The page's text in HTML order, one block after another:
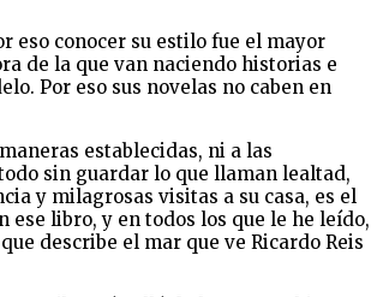
eso conocer su estilo fue el mayor
de la que van naciendo historias e
Por eso sus novelas no caben en
establecidas, ni a las
sin guardar lo que llaman lealtad,
y milagrosas visitas a su casa, es el
ese libro, y en todos los que le he leído,
describe el mar que ve Ricardo Reis